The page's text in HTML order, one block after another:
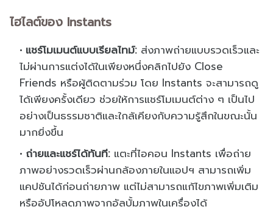
ไฮไลต์ของ Instants
แชร์โมเมนต์แบบเรียลไทม์: ส่งภาพถ่ายแบบรวดเร็วและ
ไม่ผ่านการแต่งได้ในเพียงหนึ่งคลิกไปยัง Close
Friends หรือผู้ติดตามร่วม โดย Instants จะสามารถดู
ได้เพียงครั้งเดียว ช่วยให้การแชร์โมเมนต์ต่าง ๆ เป็นไป
อย่างเป็นธรรมชาติและใกล้เคียงกับความรู้สึกในขณะนั้น
มากยิ่งขึ้น
ถ่ายและแชร์ได้ทันที: แตะที่ไอคอน Instants เพื่อถ่าย
ภาพอย่างรวดเร็วผ่านกล้องภายในแอปฯ สามารถเพิ่ม
แคปชันได้ก่อนถ่ายภาพ แต่ไม่สามารถแก้ไขภาพเพิ่มเติม
หรืออัปโหลดภาพจากอัลบั้มภาพในเครื่องได้